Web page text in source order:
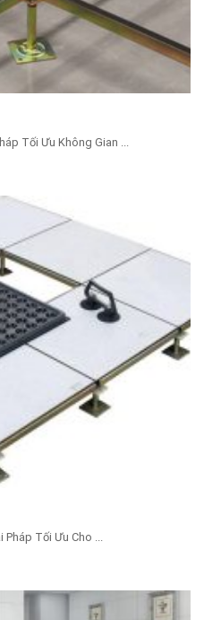
Tối Ưu Không Gian ...
Pháp Tối Ưu Cho ...